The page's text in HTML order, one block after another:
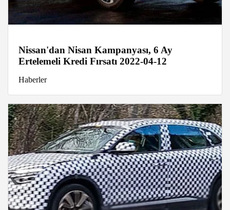
Nissan'dan Nisan Kampanyası, 6 Ay
Ertelemeli Kredi Fırsatı 2022-04-12
Haberler